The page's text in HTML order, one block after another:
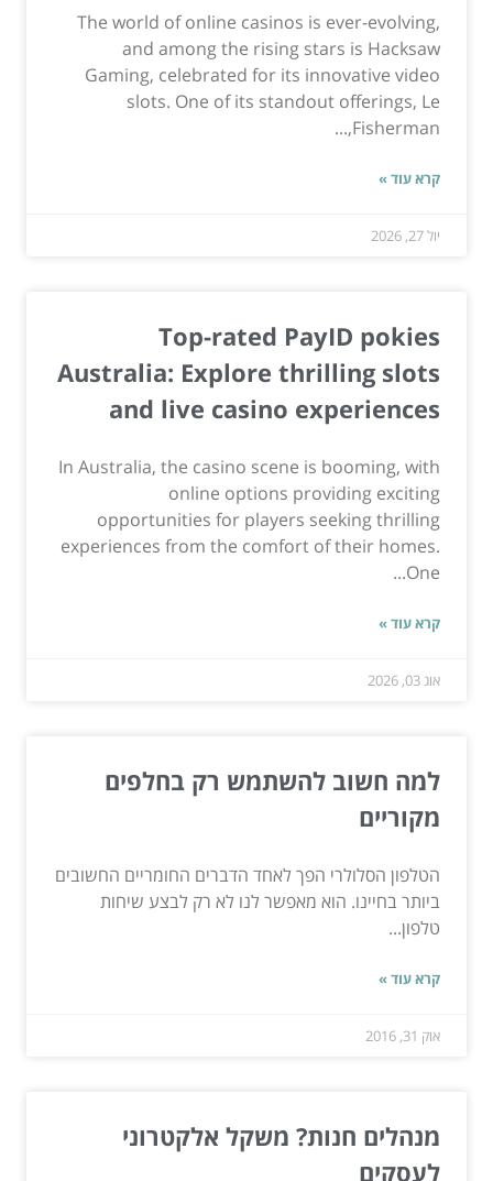
The world of online casinos is ever-evolving,
and among the rising stars is Hacksaw
Gaming, celebrated for its innovative video
slots. One of its standout offerings, Le
Fisherman,...
קרא עוד »
יול 27, 2026
Top-rated PayID pokies
Australia: Explore thrilling slots
and live casino experiences
In Australia, the casino scene is booming, with
online options providing exciting
opportunities for players seeking thrilling
experiences from the comfort of their homes.
One...
קרא עוד »
אוג 03, 2026
למה חשוב להשתמש רק בחלפים
מקוריים
הטלפון הסלולרי הפך לאחד הדברים החומריים החשובים
ביותר בחיינו. הוא מאפשר לנו לא רק לבצע שיחות
טלפון...
קרא עוד »
אוק 31, 2016
מנהלים חנות? משקל אלקטרוני
לעסקים